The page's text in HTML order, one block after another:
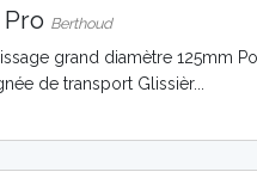
Berthoud
grand diamètre 125mm
de transport Glissièr...